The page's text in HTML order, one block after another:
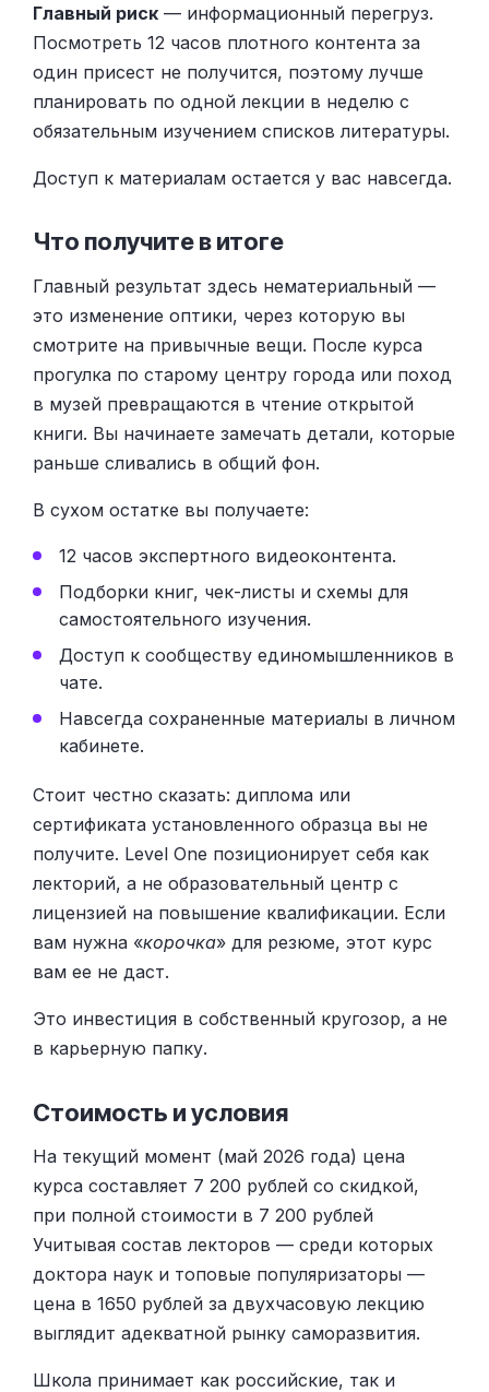
Главный риск — информационный перегруз.
Посмотреть 12 часов плотного контента за
один присест не получится, поэтому лучше
планировать по одной лекции в неделю с
обязательным изучением списков литературы.
Доступ к материалам остается у вас навсегда.
Что получите в итоге
Главный результат здесь нематериальный —
это изменение оптики, через которую вы
смотрите на привычные вещи. После курса
прогулка по старому центру города или поход
в музей превращаются в чтение открытой
книги. Вы начинаете замечать детали, которые
раньше сливались в общий фон.
В сухом остатке вы получаете:
12 часов экспертного видеоконтента.
Подборки книг, чек-листы и схемы для
самостоятельного изучения.
Доступ к сообществу единомышленников в
чате.
Навсегда сохраненные материалы в личном
кабинете.
Стоит честно сказать: диплома или
сертификата установленного образца вы не
получите. Level One позиционирует себя как
лекторий, а не образовательный центр с
лицензией на повышение квалификации. Если
вам нужна «корочка» для резюме, этот курс
вам ее не даст.
Это инвестиция в собственный кругозор, а не
в карьерную папку.
Стоимость и условия
На текущий момент (май 2026 года) цена
курса составляет 7 200 рублей со скидкой,
при полной стоимости в 7 200 рублей
Учитывая состав лекторов — среди которых
доктора наук и топовые популяризаторы —
цена в 1650 рублей за двухчасовую лекцию
выглядит адекватной рынку саморазвития.
Школа принимает как российские, так и